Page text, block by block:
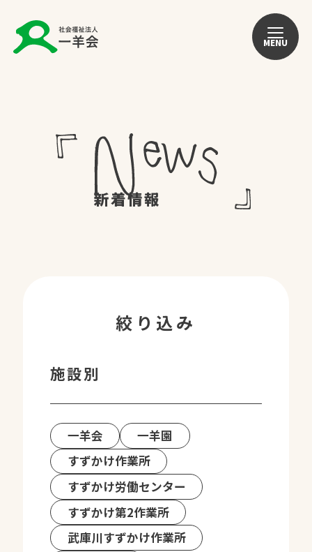
MENU
新着情報
絞り込み
施設別
一羊会
一羊園
すずかけ作業所
すずかけ労働センター
すずかけ第2作業所
武庫川すずかけ作業所